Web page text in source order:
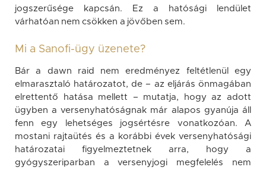
jogszerűsége kapcsán. Ez a hatósági lendület
várhatóan nem csökken a jövőben sem.
Mi a Sanofi-ügy üzenete?
Bár a dawn raid nem eredményez feltétlenül egy
elmarasztaló határozatot, de – az eljárás önmagában
elrettentő hatása mellett – mutatja, hogy az adott
ügyben a versenyhatóságnak már alapos gyanúja áll
fenn egy lehetséges jogsértésre vonatkozóan. A
mostani rajtaütés és a korábbi évek versenyhatósági
határozatai figyelmeztetnek arra, hogy a
gyógyszeriparban a versenyjogi megfelelés nem